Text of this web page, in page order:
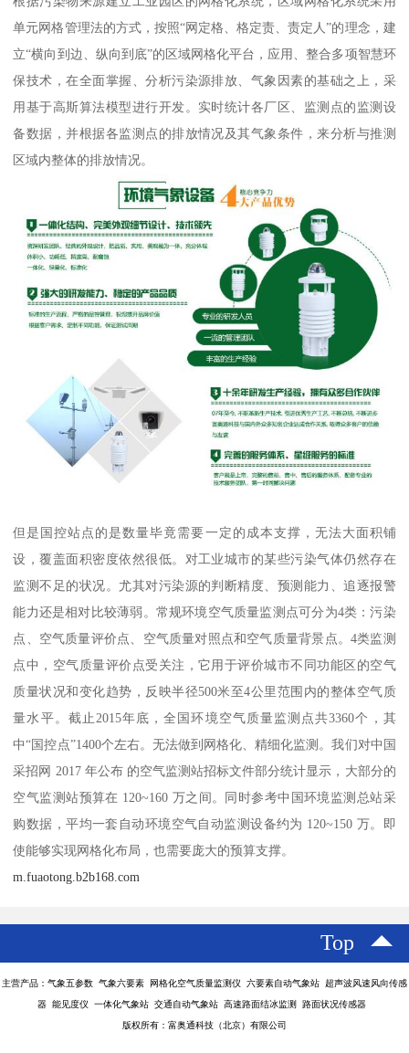
单元网格管理法的方式，按照“网定格、格定责、责定人”的理念，建
立“横向到边、纵向到底”的区域网格化平台，应用、整合多项智慧环
保技术，在全面掌握、分析污染源排放、气象因素的基础之上，采
用基于高斯算法模型进行开发。实时统计各厂区、监测点的监测设
备数据，并根据各监测点的排放情况及其气象条件，来分析与推测
区域内整体的排放情况。
但是国控站点的是数量毕竟需要一定的成本支撑，无法大面积铺
设，覆盖面积密度依然很低。对工业城市的某些污染气体仍然存在
监测不足的状况。尤其对污染源的判断精度、预测能力、追逐报警
能力还是相对比较薄弱。常规环境空气质量监测点可分为4类：污染
点、空气质量评价点、空气质量对照点和空气质量背景点。4类监测
点中，空气质量评价点受关注，它用于评价城市不同功能区的空气
质量状况和变化趋势，反映半径500米至4公里范围内的整体空气质
量水平。截止2015年底，全国环境空气质量监测点共3360个，其
中“国控点”1400个左右。无法做到网格化、精细化监测。我们对中国
采招网 2017 年公布 的空气监测站招标文件部分统计显示，大部分的
空气监测站预算在 120~160 万之间。同时参考中国环境监测总站采
购数据，平均一套自动环境空气自动监测设备约为 120~150 万。即
使能够实现网格化布局，也需要庞大的预算支撑。
m.fuaotong.b2b168.com
Top
主营产品：气象五参数 气象六要素 网格化空气质量监测仪 六要素自动气象站 超声波风速风向传感
器 能见度仪 一体化气象站 交通自动气象站 高速路面结冰监测 路面状况传感器
版权所有：富奥通科技（北京）有限公司